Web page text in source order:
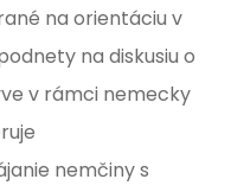
na orientáciu v
na diskusiu o
v rámci nemecky
nemčiny s